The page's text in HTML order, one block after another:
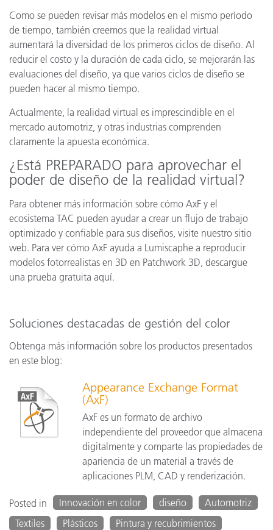
Como se pueden revisar más modelos en el mismo período
de tiempo, también creemos que la realidad virtual
aumentará la diversidad de los primeros ciclos de diseño. Al
reducir el costo y la duración de cada ciclo, se mejorarán las
evaluaciones del diseño, ya que varios ciclos de diseño se
pueden hacer al mismo tiempo.
Actualmente, la realidad virtual es imprescindible en el
mercado automotriz, y otras industrias comprenden
claramente la apuesta económica.
¿Está PREPARADO para aprovechar el
poder de diseño de la realidad virtual?
Para obtener más información sobre cómo AxF y el
ecosistema TAC pueden ayudar a crear un flujo de trabajo
optimizado y confiable para sus diseños, visite nuestro sitio
web. Para ver cómo AxF ayuda a Lumiscaphe a reproducir
modelos fotorrealistas en 3D en Patchwork 3D, descargue
una prueba gratuita aquí.
Soluciones destacadas de gestión del color
Obtenga más información sobre los productos presentados
en este blog:
Appearance Exchange Format
(AxF)
AxF es un formato de archivo
independiente del proveedor que almacena
digitalmente y comparte las propiedades de
apariencia de un material a través de
aplicaciones PLM, CAD y renderización.
Posted in Innovación en color diseño
Automotriz
Textiles
Plásticos Pintura y recubrimientos